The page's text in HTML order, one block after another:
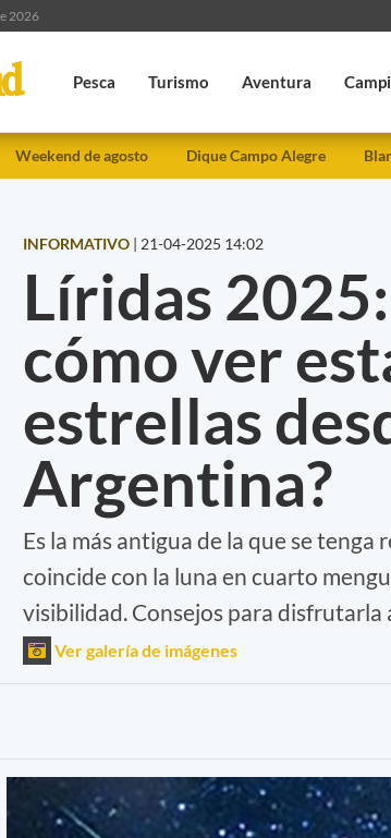
2026
Pesca Turismo Aventura
Weekend de agosto Dique Campo Alegre
INFORMATIVO | 21-04-2025 14:02
Líridas
cómo ver
estrellas
Argentina?
Es la más antigua de la que se
coincide con la luna en cuarto
visibilidad. Consejos para disfrutarla
Ver galería de imágenes